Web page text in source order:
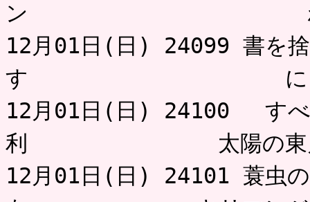
ン わび
12月01日(日) 24099 書を捨
す にゃ
12月01日(日) 24100 すべ
利 太陽の東月
12月01日(日) 24101 蓑虫の